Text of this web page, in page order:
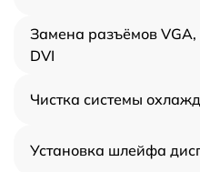
Замена разъёмов VGA,
DVI
Чистка системы
Установка шлейфа